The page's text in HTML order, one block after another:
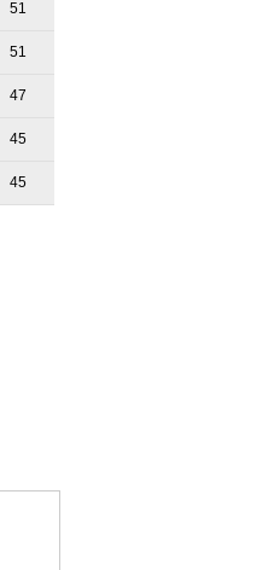
51
51
47
45
45